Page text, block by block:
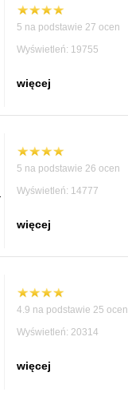
5 na podstawie 27 ocen
Wyświetleń: 19755
więcej
5 na podstawie 26 ocen
Wyświetleń: 14777
więcej
4.9 na podstawie 25 ocen
Wyświetleń: 20314
więcej